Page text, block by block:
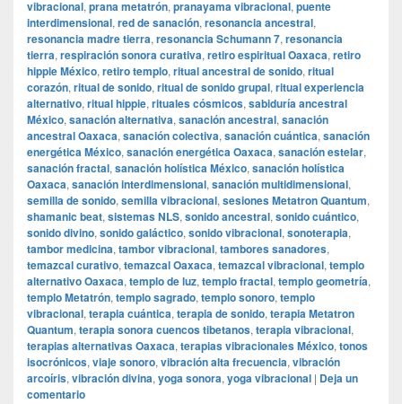
vibracional, prana metatrón, pranayama vibracional, puente
interdimensional, red de sanación, resonancia ancestral,
resonancia madre tierra, resonancia Schumann 7, resonancia
tierra, respiración sonora curativa, retiro espiritual Oaxaca, retiro
hippie México, retiro templo, ritual ancestral de sonido, ritual
corazón, ritual de sonido, ritual de sonido grupal, ritual experiencia
alternativo, ritual hippie, rituales cósmicos, sabiduría ancestral
México, sanación alternativa, sanación ancestral, sanación
ancestral Oaxaca, sanación colectiva, sanación cuántica, sanación
energética México, sanación energética Oaxaca, sanación estelar,
sanación fractal, sanación holística México, sanación holística
Oaxaca, sanación interdimensional, sanación multidimensional,
semilla de sonido, semilla vibracional, sesiones Metatron Quantum,
shamanic beat, sistemas NLS, sonido ancestral, sonido cuántico,
sonido divino, sonido galáctico, sonido vibracional, sonoterapia,
tambor medicina, tambor vibracional, tambores sanadores,
temazcal curativo, temazcal Oaxaca, temazcal vibracional, templo
alternativo Oaxaca, templo de luz, templo fractal, templo geometría,
templo Metatrón, templo sagrado, templo sonoro, templo
vibracional, terapia cuántica, terapia de sonido, terapia Metatron
Quantum, terapia sonora cuencos tibetanos, terapia vibracional,
terapias alternativas Oaxaca, terapias vibracionales México, tonos
isocrónicos, viaje sonoro, vibración alta frecuencia, vibración
arcoíris, vibración divina, yoga sonora, yoga vibracional | Deja un
comentario